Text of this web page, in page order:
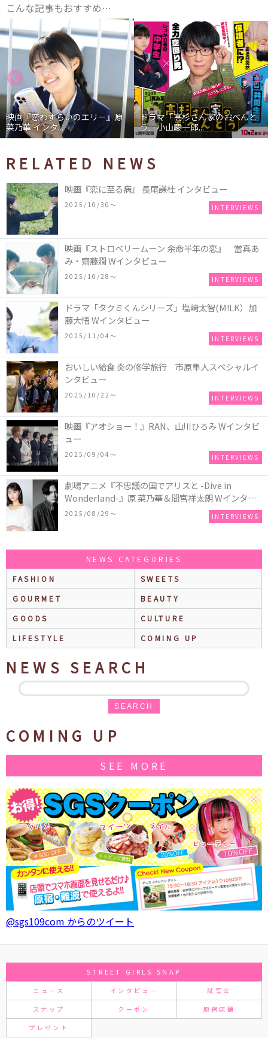
こんな記事もおすすめ…
映画『恋わずらいのエリー』原
菜乃華 インタ...
ドラマ「高杉さん家のおべんと
う」小山慶一郎...
RELATED NEWS
映画『恋に至る病』 長尾謙杜 インタビュー
2025/10/30〜 INTERVIEWS
映画『ストロベリームーン 余命半年の恋』 當真あ
み・齋藤潤 Wインタビュー
2025/10/28〜 INTERVIEWS
ドラマ「タクミくんシリーズ」塩﨑太智(M!LK）加
藤大悟 Wインタビュー
2025/11/04〜 INTERVIEWS
おいしい給食 炎の修学旅行 市原隼人スペシャルイ
ンタビュー
2025/10/22〜 INTERVIEWS
映画『アオショー！』RAN、山川ひろみ Wインタビ
ュー
2025/09/04〜 INTERVIEWS
劇場アニメ『不思議の国でアリスと -Dive in
Wonderland-』原 菜乃華＆間宮祥太朗 Wインタビ
ュー
2025/08/29〜 INTERVIEWS
NEWS CATEGORIES
FASHION
SWEETS
GOURMET
BEAUTY
GOODS
CULTURE
LIFESTYLE
COMING UP
NEWS SEARCH
SEARCH
COMING UP
SEE MORE
@sgs109com からのツイート
STREET GIRLS SNAP
ニュース インタビュー 試写会
スナップ クーポン 原宿店舗
プレゼント